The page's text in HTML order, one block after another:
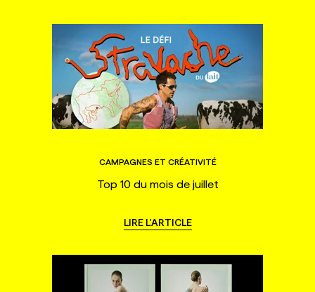
CAMPAGNES ET CRÉATIVITÉ
Top 10 du mois de juillet
LIRE L'ARTICLE